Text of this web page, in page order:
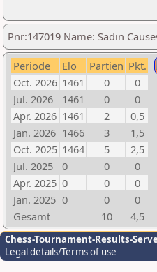
Pnr:147019 Name: Sadin
Periode Elo Partien Pkt.
Oct. 2026 1461 0
0
Jul. 2026
1461 0
0
Apr. 2026 1461 2
0,5
Jan. 2026 1466 3
1,5
Oct. 2025 1464 5
2,5
Jul. 2025
0 0
0
Apr. 2025 0 0
0
Jan. 2025 0 0
0
Gesamt
10 4,5
Chess-Tournament-Results-
Legal details/Terms of use